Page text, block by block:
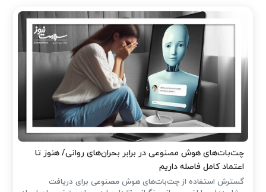
چت‌بات‌های هوش مصنوعی در برابر بحران‌های روانی/ هنوز تا
اعتماد کامل فاصله داریم
گسترش استفاده از چت‌بات‌های هوش مصنوعی برای دریافت